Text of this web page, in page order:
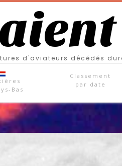
d'aviateurs décédés
Bas
Classement
par date